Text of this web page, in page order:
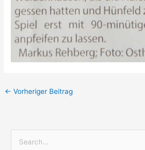
← Vorheriger Beitrag